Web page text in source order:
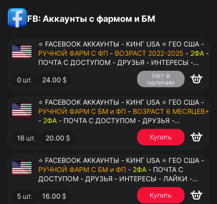
FB: Аккаунты с фармом и БМ
⭐ FACEBOOK АККАУНТЫ - КИНГ USA ⭐ ГЕО США -
РУЧНОЙ ФАРМ С ФП - ВОЗРАСТ 2022-2025 - 2ФА -
ПОЧТА С ДОСТУПОМ - ДРУЗЬЯ - ИНТЕРЕСЫ -
ЛАЙКИ - КОММЕНТАРИИ - ПЕРЕДАЧА В
АНТИДЕТЕКТ
0 шт. 24.00 $
Нет в
наличии
⭐ FACEBOOK АККАУНТЫ - КИНГ USA ⭐ ГЕО США -
РУЧНОЙ ФАРМ С БМ и ФП - ВОЗРАСТ 6 МЕСЯЦЕВ+
- 2ФА - ПОЧТА С ДОСТУПОМ - ДРУЗЬЯ -
ИНТЕРЕСЫ - ЛАЙКИ - КОММЕНТАРИИ - ПЕРЕДАЧА
В АНТИДЕТЕКТ
16 шт. 20.00 $ Купить
⭐ FACEBOOK АККАУНТЫ - КИНГ USA ⭐ ГЕО США -
РУЧНОЙ ФАРМ С БМ и ФП - 2ФА - ПОЧТА С
ДОСТУПОМ - ДРУЗЬЯ - ИНТЕРЕСЫ - ЛАЙКИ -
КОММЕНТАРИИ - ПЕРЕДАЧА В АНТИДЕТЕКТ
5 шт. 16.00 $ Купить